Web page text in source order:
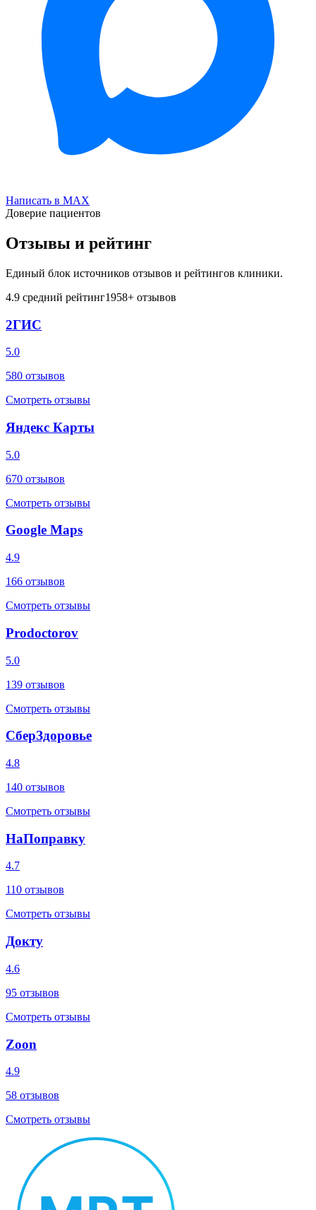
Написать в MAX
Доверие пациентов
Отзывы и рейтинг
Единый блок источников отзывов и рейтингов клиники.
4.9 средний рейтинг1958+ отзывов
2ГИС
5.0
580 отзывов
Смотреть отзывы
Яндекс Карты
5.0
670 отзывов
Смотреть отзывы
Google Maps
4.9
166 отзывов
Смотреть отзывы
Prodoctorov
5.0
139 отзывов
Смотреть отзывы
СберЗдоровье
4.8
140 отзывов
Смотреть отзывы
НаПоправку
4.7
110 отзывов
Смотреть отзывы
Докту
4.6
95 отзывов
Смотреть отзывы
Zoon
4.9
58 отзывов
Смотреть отзывы